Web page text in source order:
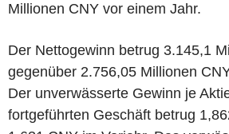
Millionen CNY vor einem Jahr.
Der Nettogewinn betrug 3.145,1
gegenüber 2.756,05 Millionen
Der unverwässerte Gewinn je
fortgeführten Geschäft betrug